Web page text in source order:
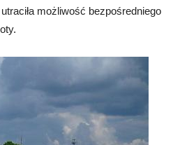
możliwość bezpośredniego